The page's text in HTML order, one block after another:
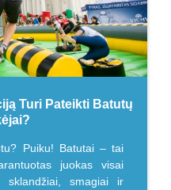
Turi Pateikti Batutų
Puiku! Batutai – tai
juokas visai
sklandžiai, smagiai ir